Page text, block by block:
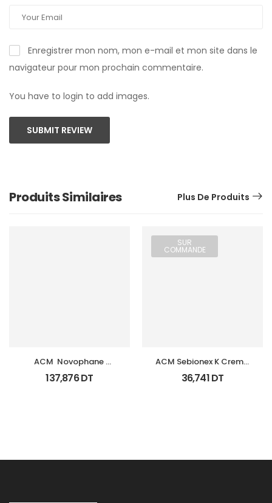
Enregistrer mon nom, mon e-mail et mon site dans le
navigateur pour mon prochain commentaire.
You have to login to add images.
SUBMIT REVIEW
Produits Similaires Plus De Produits
ACM  Novophane
Coffret Anti Chute
(Lotion+Shp+Cp)
137,876DT
SUR
COMMANDE
ACM Sebionex K Creme
Keratoregulatrice Vis
40Ml
36,741DT